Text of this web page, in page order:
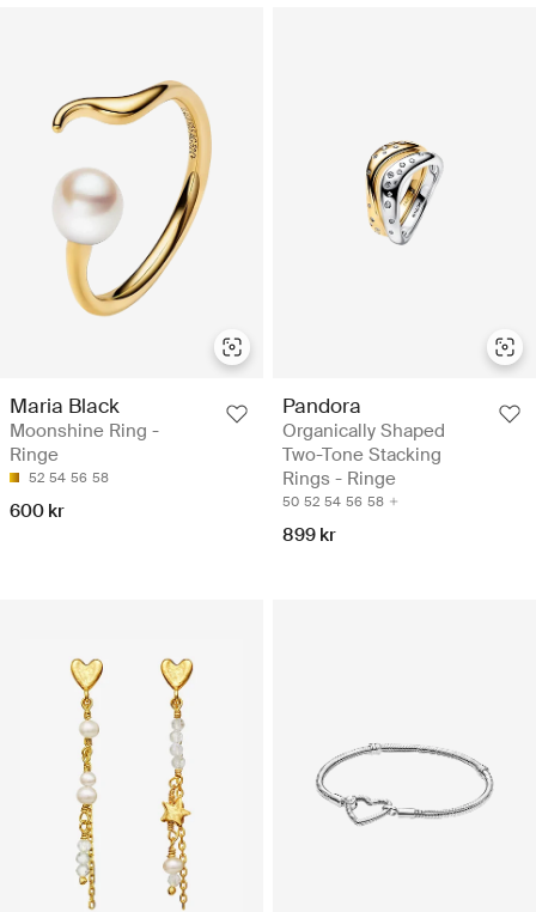
Maria Black
Moonshine Ring -
Ringe
52 54 56 58
600 kr
Pandora
Organically Shaped
Two-Tone Stacking
Rings - Ringe
50 52 54 56 58
899 kr